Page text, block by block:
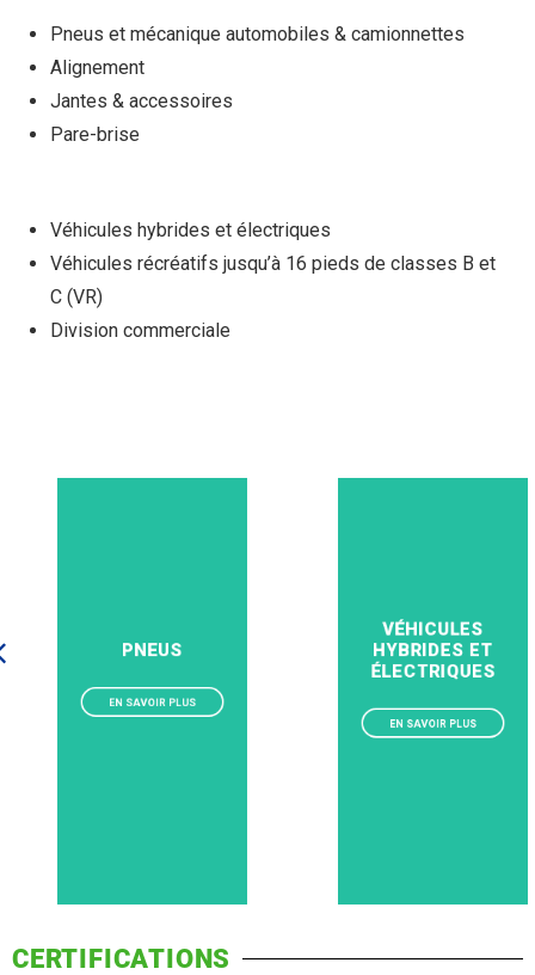
Pneus et mécanique automobiles & camionnettes
Alignement
Jantes & accessoires
Pare-brise
Véhicules hybrides et électriques
Véhicules récréatifs jusqu’à 16 pieds de classes B et
C (VR)
Division commerciale
PNEUS
EN SAVOIR PLUS
VÉHICULES
HYBRIDES ET
ÉLECTRIQUES
CERTIFICATIONS